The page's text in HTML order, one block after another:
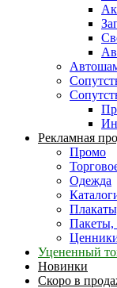
Рекламная
Промо
Одежда
Пакеты,
Уцененный
Новинки
Скоро в